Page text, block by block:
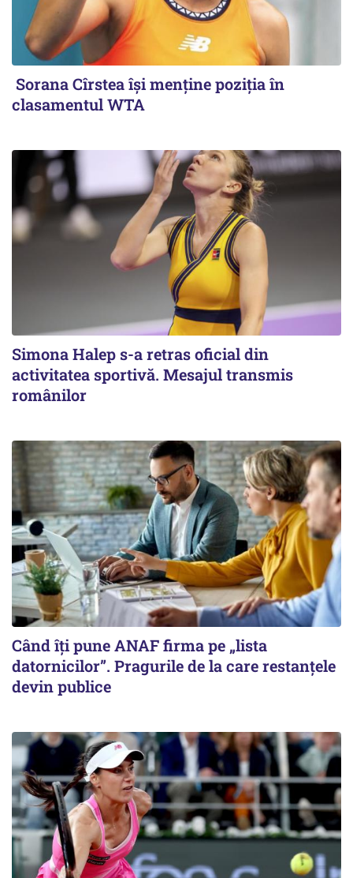
Sorana Cîrstea își menține poziția în
clasamentul WTA
Simona Halep s-a retras oficial din
activitatea sportivă. Mesajul transmis
românilor
Când îți pune ANAF firma pe „lista
datornicilor”. Pragurile de la care restanțele
devin publice